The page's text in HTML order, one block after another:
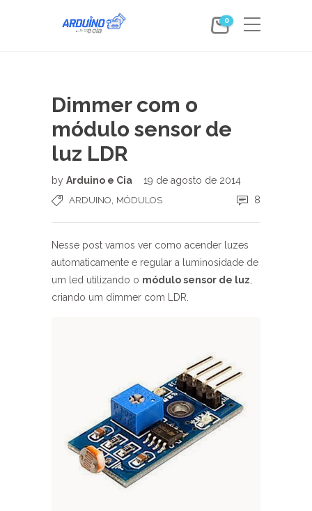
0
Dimmer com o
módulo sensor de
luz LDR
by Arduino e Cia 19 de agosto de 2014
ARDUINO MÓDULOS 8
Nesse post vamos ver como acender luzes
automaticamente e regular a luminosidade de
um led utilizando o módulo sensor de luz
criando um dimmer com LDR.